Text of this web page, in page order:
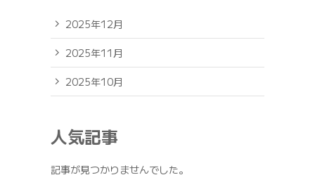
2025年12月
2025年11月
2025年10月
人気記事
記事が見つかりませんでした。